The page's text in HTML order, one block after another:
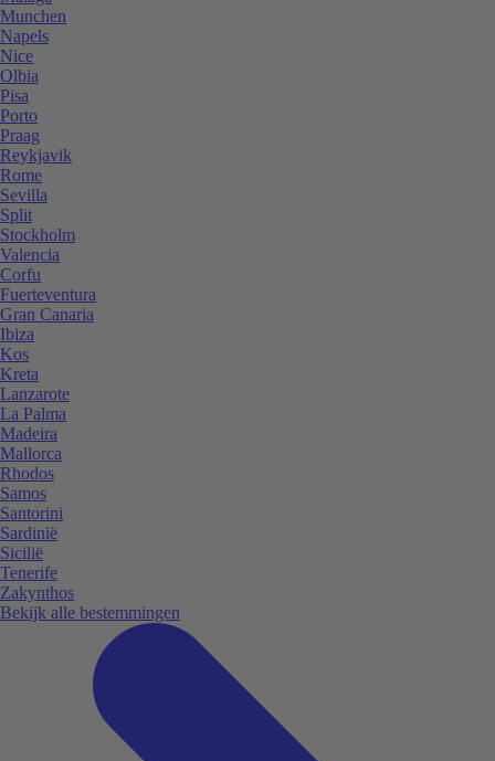
Munchen
Napels
Nice
Olbia
Pisa
Porto
Praag
Reykjavik
Rome
Sevilla
Split
Stockholm
Valencia
Corfu
Fuerteventura
Gran Canaria
Ibiza
Kos
Kreta
Lanzarote
La Palma
Madeira
Mallorca
Rhodos
Samos
Santorini
Sardinië
Sicilië
Tenerife
Zakynthos
Bekijk alle bestemmingen